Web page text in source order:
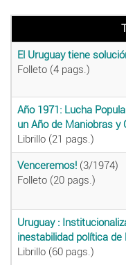
El Uruguay tiene
Folleto (4 pags.)
Año 1971: Lucha
un Año de Maniobras y
Librillo (21 pags.)
Venceremos! (3/1974)
Folleto (20 pags.)
Uruguay :
inestabilidad política de
Librillo (60 pags.)